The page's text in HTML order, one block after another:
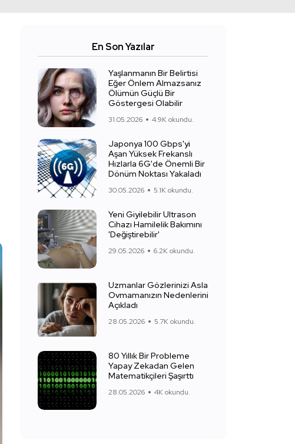
En Son Yazılar
Yaşlanmanın Bir Belirtisi
Eğer Önlem Almazsanız
Ölümün Güçlü Bir
Göstergesi Olabilir
31.05.2026 4.9K okundu.
Japonya 100 Gbps'yi
Aşan Yüksek Frekanslı
Hızlarla 6G'de Önemli Bir
Dönüm Noktası Yakaladı
30.05.2026 5.1K okundu.
Yeni Giyilebilir Ultrason
Cihazı Hamilelik Bakımını
'Değiştirebilir'
29.05.2026 6.2K okundu.
Uzmanlar Gözlerinizi Asla
Ovmamanızın Nedenlerini
Açıkladı
28.05.2026 5.7K okundu.
80 Yıllık Bir Probleme
Yapay Zekadan Gelen
Matematikçileri Şaşırttı
28.05.2026 4K okundu.